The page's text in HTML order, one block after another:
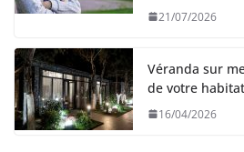
21/07/2026
Véranda sur
de votre
16/04/2026